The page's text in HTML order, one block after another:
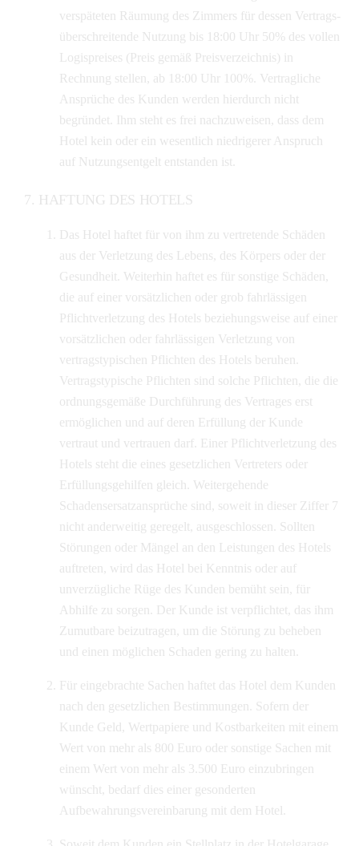
verspäteten Räumung des Zimmers für dessen Vertrags-
überschreitende Nutzung bis 18:00 Uhr 50% des vollen
Logispreises (Preis gemäß Preisverzeichnis) in
Rechnung stellen, ab 18:00 Uhr 100%. Vertragliche
Ansprüche des Kunden werden hierdurch nicht
begründet. Ihm steht es frei nachzuweisen, dass dem
Hotel kein oder ein wesentlich niedrigerer Anspruch
auf Nutzungsentgelt entstanden ist.
HAFTUNG DES HOTELS
Das Hotel haftet für von ihm zu vertretende Schäden
aus der Verletzung des Lebens, des Körpers oder der
Gesundheit. Weiterhin haftet es für sonstige Schäden,
die auf einer vorsätzlichen oder grob fahrlässigen
Pflichtverletzung des Hotels beziehungsweise auf einer
vorsätzlichen oder fahrlässigen Verletzung von
vertragstypischen Pflichten des Hotels beruhen.
Vertragstypische Pflichten sind solche Pflichten, die die
ordnungsgemäße Durchführung des Vertrages erst
ermöglichen und auf deren Erfüllung der Kunde
vertraut und vertrauen darf. Einer Pflichtverletzung des
Hotels steht die eines gesetzlichen Vertreters oder
Erfüllungsgehilfen gleich. Weitergehende
Schadensersatzansprüche sind, soweit in dieser Ziffer 7
nicht anderweitig geregelt, ausgeschlossen. Sollten
Störungen oder Mängel an den Leistungen des Hotels
auftreten, wird das Hotel bei Kenntnis oder auf
unverzügliche Rüge des Kunden bemüht sein, für
Abhilfe zu sorgen. Der Kunde ist verpflichtet, das ihm
Zumutbare beizutragen, um die Störung zu beheben
und einen möglichen Schaden gering zu halten.
Für eingebrachte Sachen haftet das Hotel dem Kunden
nach den gesetzlichen Bestimmungen. Sofern der
Kunde Geld, Wertpapiere und Kostbarkeiten mit einem
Wert von mehr als 800 Euro oder sonstige Sachen mit
einem Wert von mehr als 3.500 Euro einzubringen
wünscht, bedarf dies einer gesonderten
Aufbewahrungsvereinbarung mit dem Hotel.